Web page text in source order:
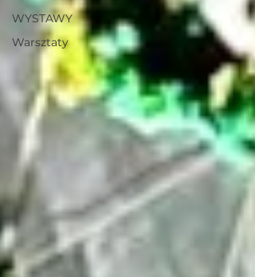
WYSTAWY
Warsztaty